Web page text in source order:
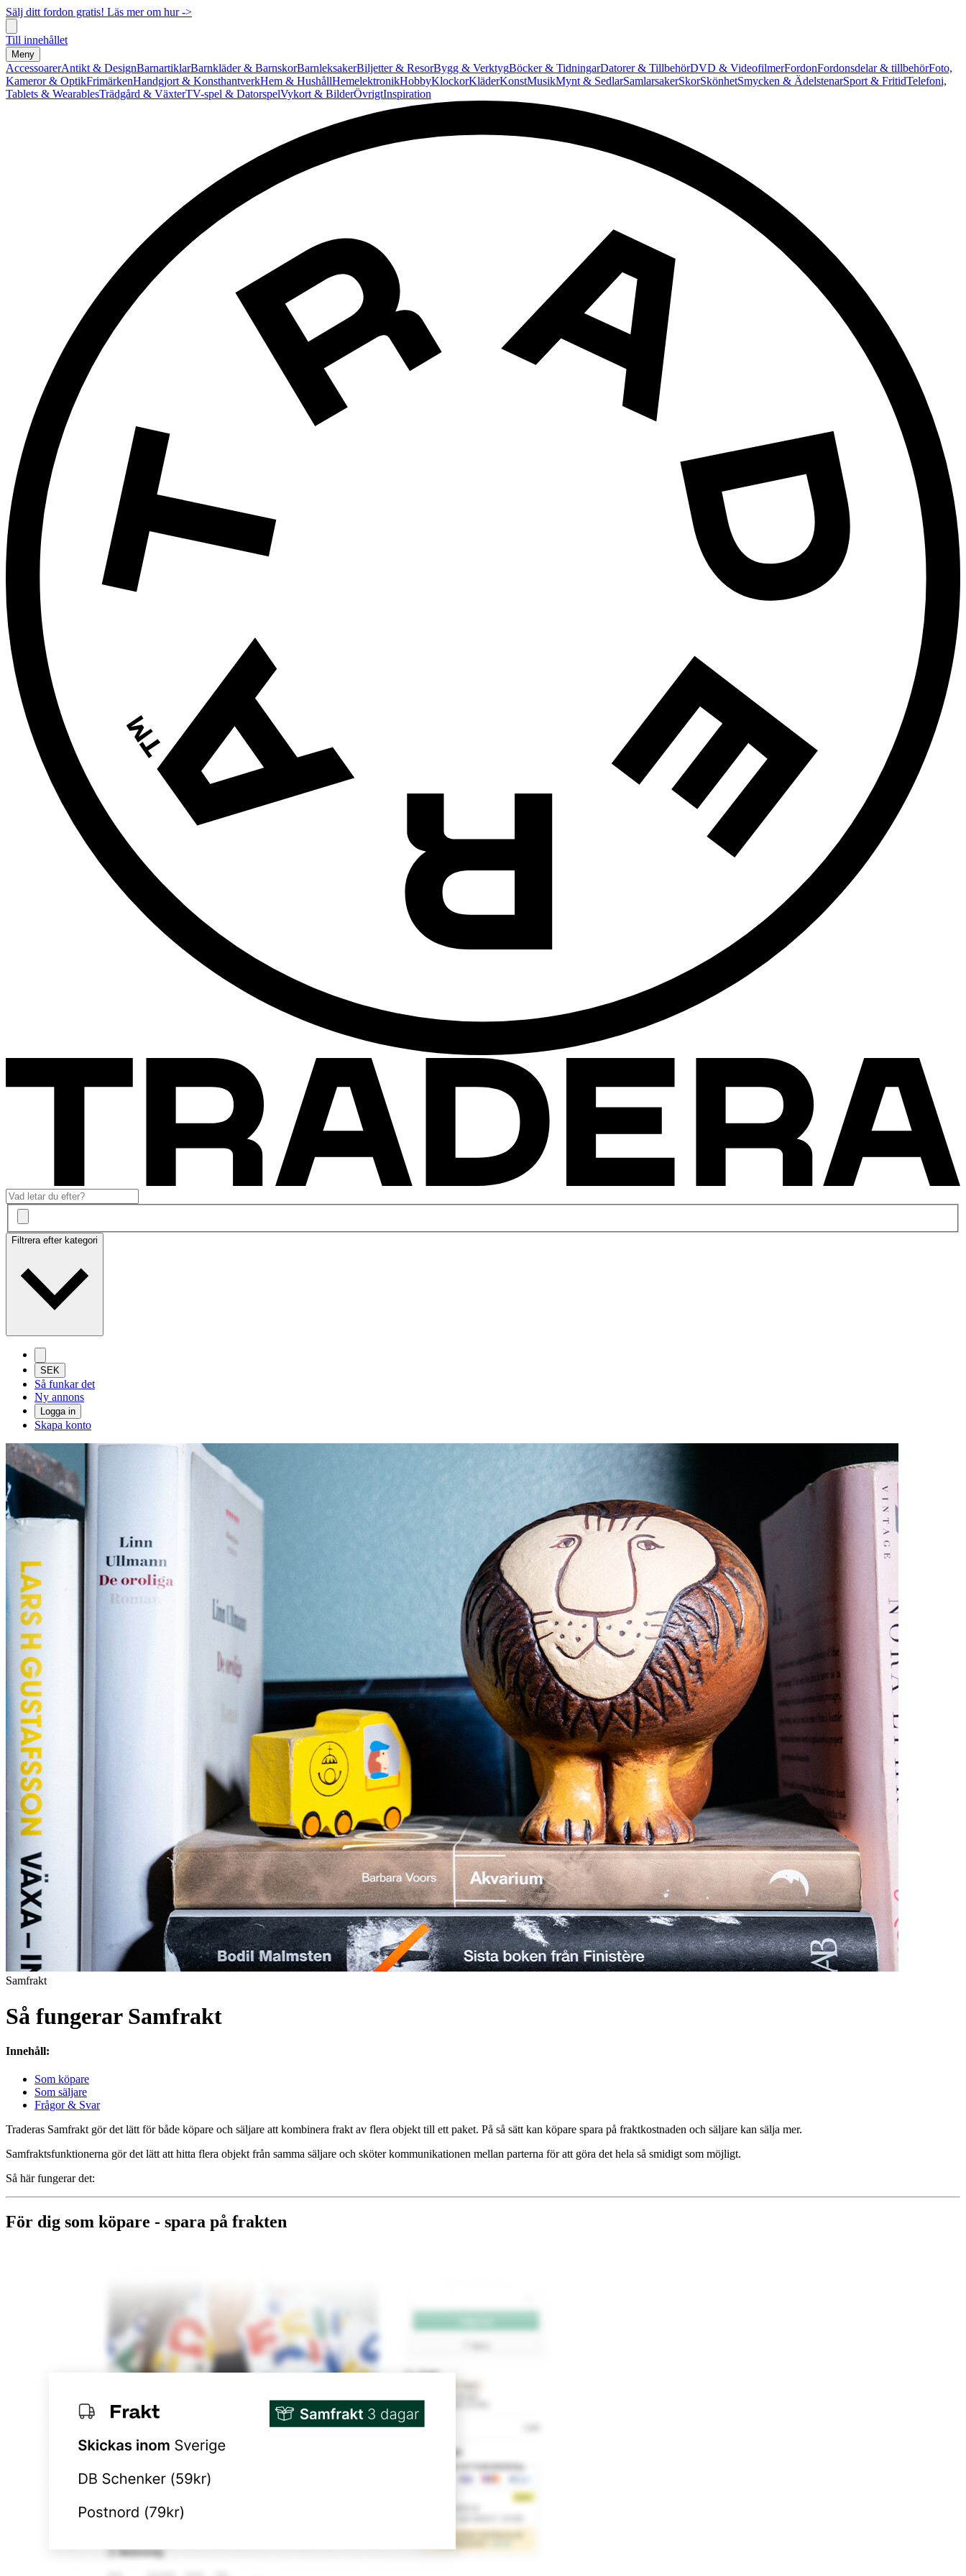
Sälj ditt fordon gratis! Läs mer om hur ->
Till innehållet
Meny
AccessoarerAntikt & DesignBarnartiklarBarnkläder & BarnskorBarnleksakerBiljetter & ResorBygg & VerktygBöcker & TidningarDatorer & TillbehörDVD & VideofilmerFordonFordonsdelar & tillbehörFoto,
Kameror & OptikFrimärkenHandgjort & KonsthantverkHem & HushållHemelektronikHobbyKlockorKläderKonstMusikMynt & SedlarSamlarsakerSkorSkönhetSmycken & ÄdelstenarSport & FritidTelefoni,
Tablets & WearablesTrädgård & VäxterTV-spel & DatorspelVykort & BilderÖvrigtInspiration
Filtrera efter kategori
SEK
Så funkar det
Ny annons
Logga in
Skapa konto
Samfrakt
Så fungerar Samfrakt
Innehåll:
Som köpare
Som säljare
Frågor & Svar
Traderas Samfrakt gör det lätt för både köpare och säljare att kombinera frakt av flera objekt till ett paket. På så sätt kan köpare spara på fraktkostnaden och säljare kan sälja mer.
Samfraktsfunktionerna gör det lätt att hitta flera objekt från samma säljare och sköter kommunikationen mellan parterna för att göra det hela så smidigt som möjligt.
Så här fungerar det:
För dig som köpare - spara på frakten